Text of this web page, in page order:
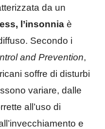
da un
l’insonnia è
Secondo i
and Prevention,
soffre di disturbi
variare, dalle
all’uso di
e